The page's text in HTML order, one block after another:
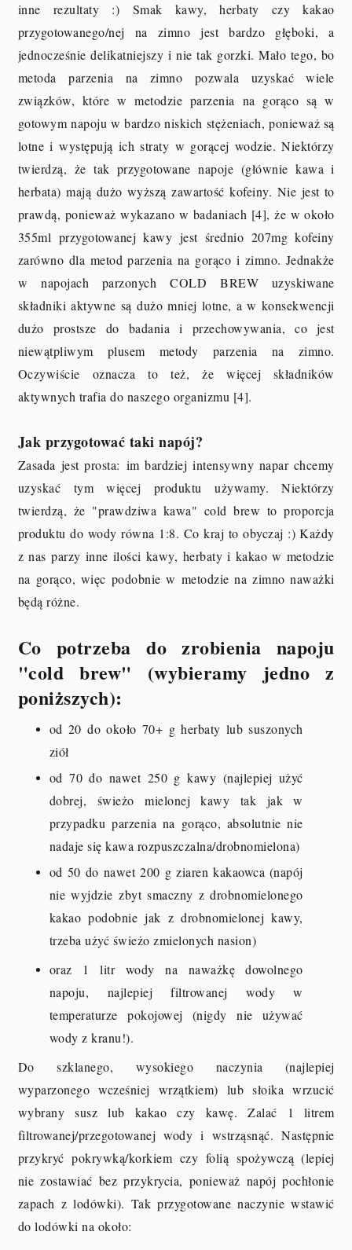
inne rezultaty :) Smak kawy, herbaty czy kakao
przygotowanego/nej na zimno jest bardzo głęboki, a
jednocześnie delikatniejszy i nie tak gorzki. Mało tego, bo
metoda parzenia na zimno pozwala uzyskać wiele
związków, które w metodzie parzenia na gorąco są w
gotowym napoju w bardzo niskich stężeniach, ponieważ są
lotne i występują ich straty w gorącej wodzie. Niektórzy
twierdzą, że tak przygotowane napoje (głównie kawa i
herbata) mają dużo wyższą zawartość kofeiny. Nie jest to
prawdą, ponieważ wykazano w badaniach [4], że w około
355ml przygotowanej kawy jest średnio 207mg kofeiny
zarówno dla metod parzenia na gorąco i zimno. Jednakże
w napojach parzonych COLD BREW uzyskiwane
składniki aktywne są dużo mniej lotne, a w konsekwencji
dużo prostsze do badania i przechowywania, co jest
niewątpliwym plusem metody parzenia na zimno.
Oczywiście oznacza to też, że więcej składników
aktywnych trafia do naszego organizmu [4].
Jak przygotować taki napój?
Zasada jest prosta: im bardziej intensywny napar chcemy
uzyskać tym więcej produktu używamy. Niektórzy
twierdzą, że "prawdziwa kawa" cold brew to proporcja
produktu do wody równa 1:8. Co kraj to obyczaj :) Każdy
z nas parzy inne ilości kawy, herbaty i kakao w metodzie
na gorąco, więc podobnie w metodzie na zimno naważki
będą różne.
Co potrzeba do zrobienia napoju
"cold brew" (wybieramy jedno z
poniższych):
od 20 do około 70+ g herbaty lub suszonych
ziół
od 70 do nawet 250 g kawy (najlepiej użyć
dobrej, świeżo mielonej kawy tak jak w
przypadku parzenia na gorąco, absolutnie nie
nadaje się kawa rozpuszczalna/drobnomielona)
od 50 do nawet 200 g ziaren kakaowca (napój
nie wyjdzie zbyt smaczny z drobnomielonego
kakao podobnie jak z drobnomielonej kawy,
trzeba użyć świeżo zmielonych nasion)
oraz 1 litr wody na naważkę dowolnego
napoju, najlepiej filtrowanej wody w
temperaturze pokojowej (nigdy nie używać
wody z kranu!).
Do szklanego, wysokiego naczynia (najlepiej
wyparzonego wcześniej wrzątkiem) lub słoika wrzucić
wybrany susz lub kakao czy kawę. Zalać 1 litrem
filtrowanej/przegotowanej wody i wstrząsnąć. Następnie
przykryć pokrywką/korkiem czy folią spożywczą (lepiej
nie zostawiać bez przykrycia, ponieważ napój pochłonie
zapach z lodówki). Tak przygotowane naczynie wstawić
do lodówki na około: